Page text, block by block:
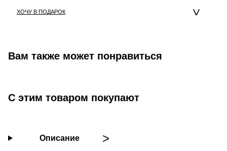
ХОЧУ В ПОДАРОК
Вам также может понравиться
С этим товаром покупают
Описание